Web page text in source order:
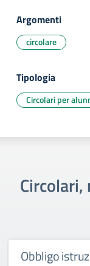
Argomenti
circolare
Tipologia
Circolari per
Obbligo